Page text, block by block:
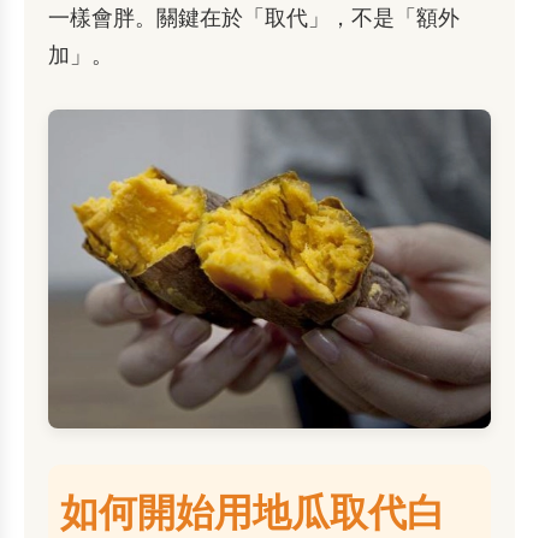
一樣會胖。關鍵在於「取代」，不是「額外
加」。
如何開始用地瓜取代白